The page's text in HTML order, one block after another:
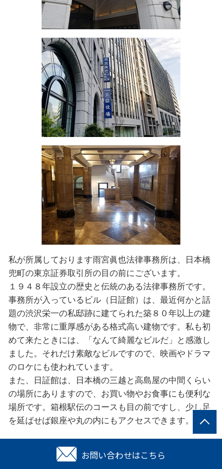
お問い合わせはこちら
私が所属しております雨宮眞也法律事務所は、日本橋
兜町の東京証券取引所の目の前にございます。
１９４８年設⽴の歴史と伝統のある法律事務所です。
事務所が入っているビル（日証館）は、最近何かと話
題の渋沢栄一の私邸跡に建てられた築８０年以上の建
物で、非常に重厚感がある格式高い建物です。私も初
めて来たときには、「なんて綺麗なビルだ」と感激し
ました。それだけ素敵なビルですので、映画やドラマ
のロケにも使われています。
また、日証館は、日本橋の三越と高島屋の中間くらい
の場所にありますので、お買い物やお食事にも便利な
場所です。箱根駅伝のコースも目の前ですし、少し足
を延ばせば銀座や丸の内にもアクセスできます。